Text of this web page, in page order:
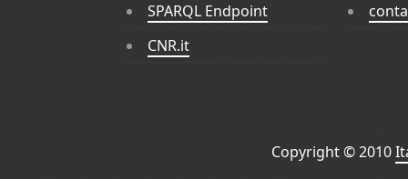
SPARQL Endpoint
CNR.it
Copyright © 2010